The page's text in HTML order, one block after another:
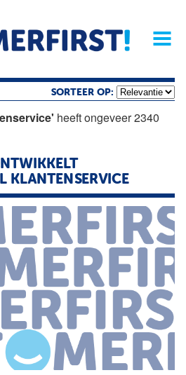
Archief
Magazine
SORTEER OP:
heeft ongeveer 2340
KLANTENSERVICE